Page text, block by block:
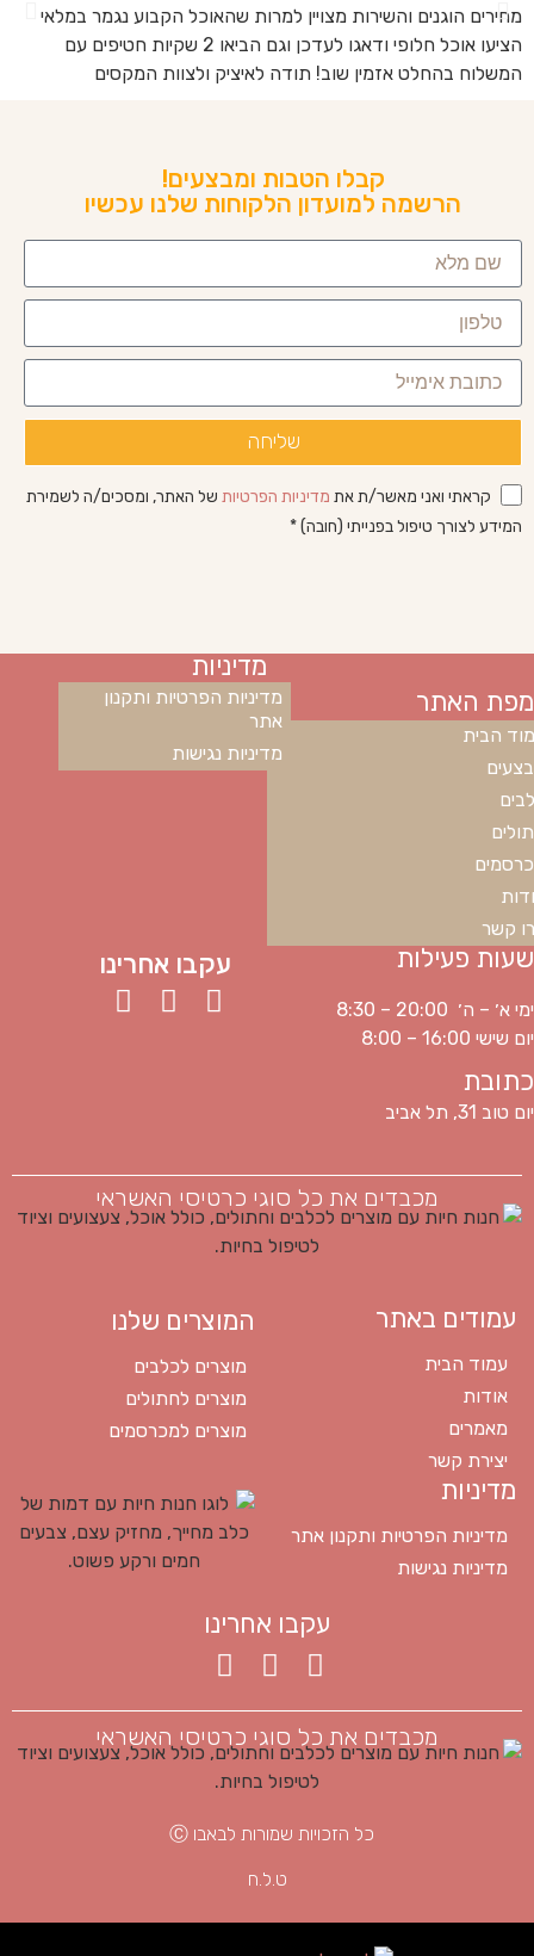
מחירים הוגנים והשירות מצויין למרות שהאוכל הקבוע נגמר במלאי
הציעו אוכל חלופי ודאגו לעדכן וגם הביאו 2 שקיות חטיפים עם
המשלוח בהחלט אזמין שוב! תודה לאיציק ולצוות המקסים
קבלו הטבות ומבצעים!
הרשמה למועדון הלקוחות שלנו עכשיו
שליחה
קראתי ואני מאשר/ת את מדיניות הפרטיות של האתר, ומסכים/ה לשמירת
המידע לצורך טיפול בפנייתי (חובה) *
מפת האתר
הבית
קשר
מדיניות
מדיניות הפרטיות ותקנון
אתר
מדיניות נגישות
שעות פעילות
ימי א׳ – ה׳ 20:00 – 8:30
יום שישי 16:00 – 8:00
כתובת
יום טוב 31, תל אביב
עקבו אחרינו
מכבדים את כל סוגי כרטיסי האשראי
עמודים באתר
עמוד הבית
אודות
מאמרים
יצירת קשר
המוצרים שלנו
מוצרים לכלבים
מוצרים לחתולים
מוצרים למכרסמים
מדיניות
מדיניות הפרטיות ותקנון אתר
מדיניות נגישות
עקבו אחרינו
מכבדים את כל סוגי כרטיסי האשראי
כל הזכויות שמורות לבאבו Ⓒ
ט.ל.ח